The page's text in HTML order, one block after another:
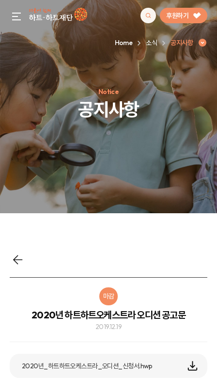
gnb menu open 후원하기
인기 키워드
#정기후원#하트플레이스#캠페인#팬덤후원
Home 소식 공지사항
Notice
공지사항
마감
2020년 하트하트오케스트라 오디션 공고문
2019.12.19
2020년_하트하트오케스트라_오디션_신청서.hwp